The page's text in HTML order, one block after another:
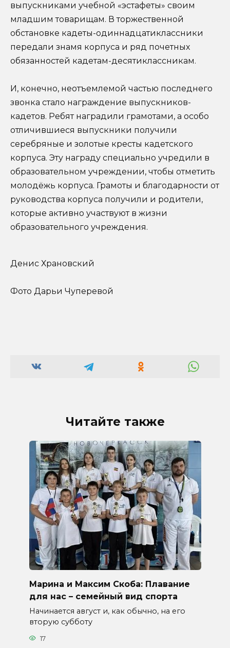
выпускниками учебной «эстафеты» своим
младшим товарищам. В торжественной
обстановке кадеты-одиннадцатиклассники
передали знамя корпуса и ряд почетных
обязанностей кадетам-десятиклассникам.
И, конечно, неотъемлемой частью последнего
звонка стало награждение выпускников-
кадетов. Ребят наградили грамотами, а особо
отличившиеся выпускники получили
серебряные и золотые кресты кадетского
корпуса. Эту награду специально учредили в
образовательном учреждении, чтобы отметить
молодёжь корпуса. Грамоты и благодарности от
руководства корпуса получили и родители,
которые активно участвуют в жизни
образовательного учреждения.
Денис Храновский
Фото Дарьи Чуперевой
Читайте также
Марина и Максим Скоба: Плавание
для нас – семейный вид спорта
Начинается август и, как обычно, на его
вторую субботу
17